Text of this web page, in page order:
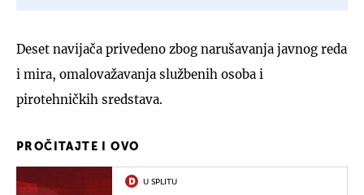
Deset navijača privedeno zbog narušavanja javnog reda
i mira, omalovažavanja službenih osoba i
pirotehničkih sredstava.
PROČITAJTE I OVO
U SPLITU